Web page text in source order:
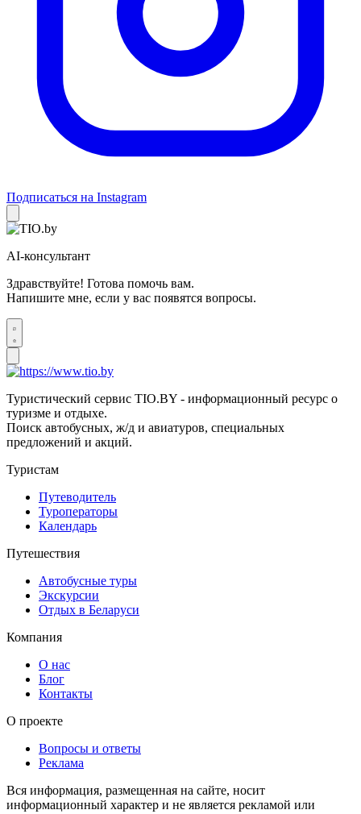
Подписаться на Instagram
AI-консультант
Здравствуйте! Готова помочь вам.
Напишите мне, если у вас появятся вопросы.
Туристический сервис TIO.BY - информационный ресурс о
туризме и отдыхе.
Поиск автобусных, ж/д и авиатуров, специальных
предложений и акций.
Туристам
Путеводитель
Туроператоры
Календарь
Путешествия
Автобусные туры
Экскурсии
Отдых в Беларуси
Компания
О нас
Блог
Контакты
О проекте
Вопросы и ответы
Реклама
Вся информация, размещенная на сайте, носит
информационный характер и не является рекламой или